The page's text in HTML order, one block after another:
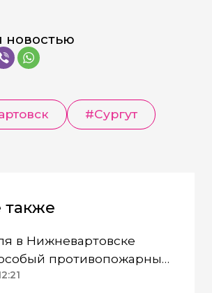
новостью
#Сургут
также
в Нижневартовске
противопожарный